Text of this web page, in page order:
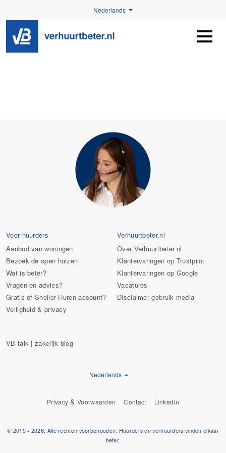
Nederlands
Voor huurders
Aanbod van woningen
Bezoek de open huizen
Wat is beter?
Vragen en advies?
Gratis of Sneller Huren account?
Veiligheid & privacy
Verhuurtbeter.nl
Over Verhuurtbeter.nl
Klantervaringen op Trustpilot
Klantervaringen op Google
Vacatures
Disclaimer gebruik media
VB talk | zakelijk blog
Nederlands
Privacy &Voorwaarden Contact Linkedin
© 2015 - 2026: Alle rechten voorbehouden. Huurders en verhuurders vinden elkaar
beter.